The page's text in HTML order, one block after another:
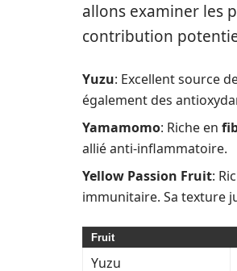
allons examiner les
contribution
Yuzu: Excellent source
également des
Yamamomo: Riche en
allié anti-inflammatoire.
Yellow Passion Fruit:
immunitaire. Sa texture
Fruit
Yuzu